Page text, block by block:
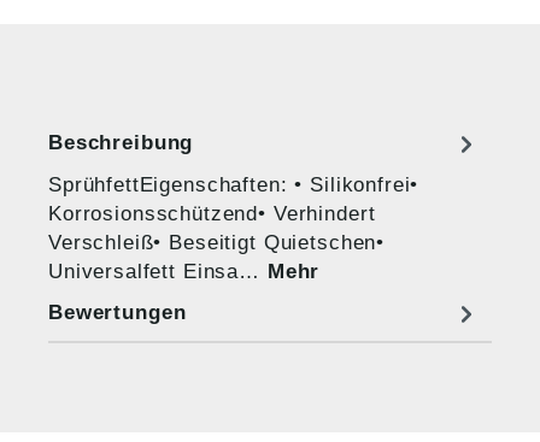
Beschreibung
SprühfettEigenschaften: • Silikonfrei•
Korrosionsschützend• Verhindert
Verschleiß• Beseitigt Quietschen•
Universalfett Einsa… Mehr
Bewertungen